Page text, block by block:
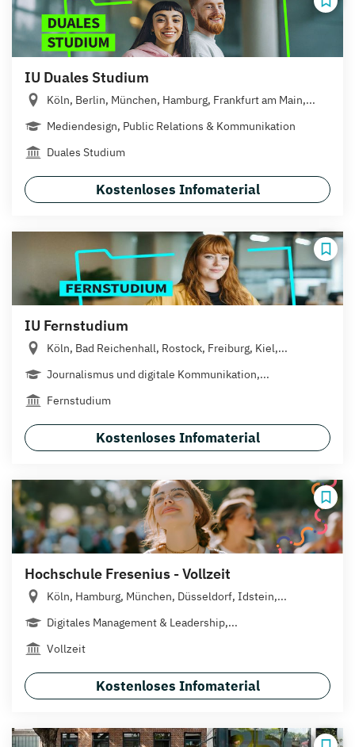
IU Duales Studium
Köln, Berlin, München, Hamburg, Frankfurt am Main,...
Mediendesign, Public Relations & Kommunikation
Duales Studium
Kostenloses Infomaterial
IU Fernstudium
Köln, Bad Reichenhall, Rostock, Freiburg, Kiel,...
Journalismus und digitale Kommunikation,...
Fernstudium
Kostenloses Infomaterial
Hochschule Fresenius - Vollzeit
Köln, Hamburg, München, Düsseldorf, Idstein,...
Digitales Management & Leadership,...
Vollzeit
Kostenloses Infomaterial